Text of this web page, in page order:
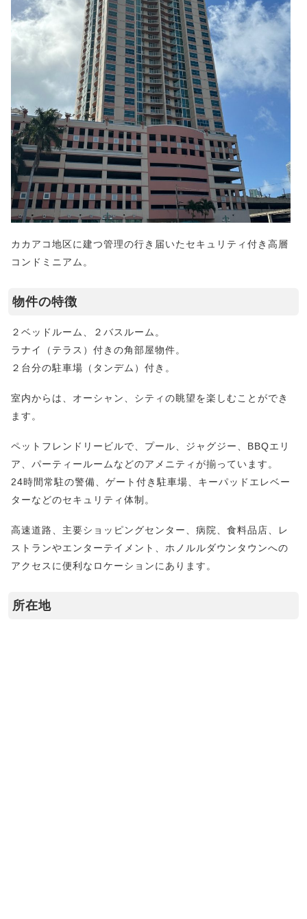
カカアコ地区に建つ管理の行き届いたセキュリティ付き高層
コンドミニアム。
物件の特徴
２ベッドルーム、２バスルーム。
ラナイ（テラス）付きの角部屋物件。
２台分の駐車場（タンデム）付き。
室内からは、オーシャン、シティの眺望を楽しむことができ
ます。
ペットフレンドリービルで、プール、ジャグジー、BBQエリ
ア、パーティールームなどのアメニティが揃っています。
24時間常駐の警備、ゲート付き駐車場、キーパッドエレベー
ターなどのセキュリティ体制。
高速道路、主要ショッピングセンター、病院、食料品店、レ
ストランやエンターテイメント、ホノルルダウンタウンへの
アクセスに便利なロケーションにあります。
所在地